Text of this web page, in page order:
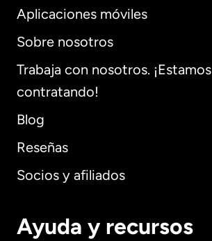
Aplicaciones móviles
Sobre nosotros
Trabaja con nosotros. ¡Estamos
contratando!
Blog
Reseñas
Socios y afiliados
Ayuda y recursos